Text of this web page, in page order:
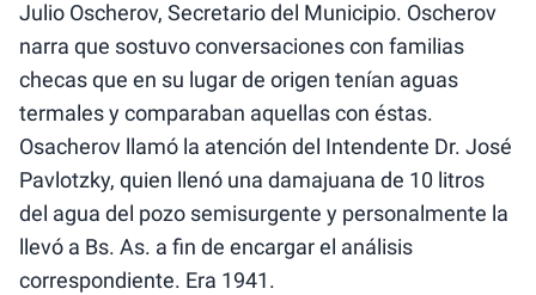
Julio Oscherov, Secretario del Municipio. Oscherov
narra que sostuvo conversaciones con familias
checas que en su lugar de origen tenían aguas
termales y comparaban aquellas con éstas.
Osacherov llamó la atención del Intendente Dr. José
Pavlotzky, quien llenó una damajuana de 10 litros
del agua del pozo semisurgente y personalmente la
llevó a Bs. As. a fin de encargar el análisis
correspondiente. Era 1941.